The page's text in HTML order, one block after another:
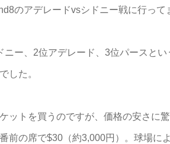
のアデレードvsシドニー戦に行って
ニー、2位アデレード、3位パースと
した。
ットを買うのですが、価格の安さに驚
前の席で$30（約3,000円）。球場に